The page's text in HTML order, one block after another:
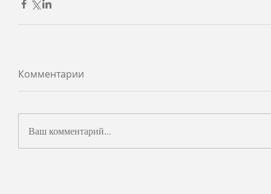
Комментарии
Ваш комментарий...